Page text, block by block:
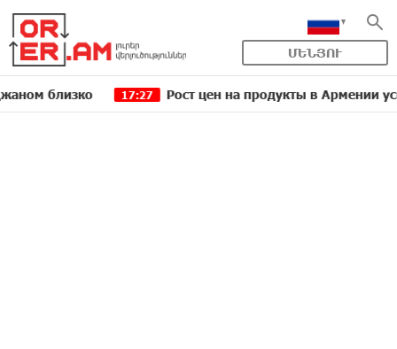
ՄԵՆՅՈՒ
17:27 Рост цен на продукты в Армении